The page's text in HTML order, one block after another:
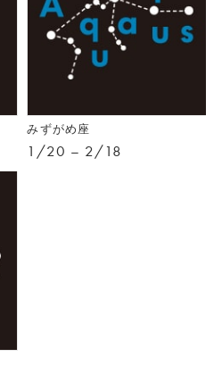
みずがめ座
1/20 – 2/18